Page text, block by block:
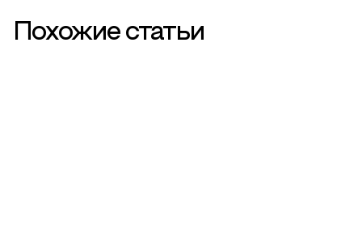
Похожие статьи